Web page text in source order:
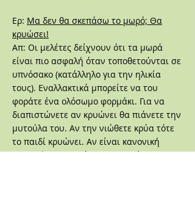
Ερ: Μα δεν θα σκεπάσω το μωρό; Θα
κρυώσει!
Απ: Οι μελέτες δείχνουν ότι τα μωρά
είναι πιο ασφαλή όταν τοποθετούνται σε
υπνόσακο (κατάλληλο για την ηλικία
τους). Εναλλακτικά μπορείτε να του
φοράτε ένα ολόσωμο φορμάκι. Για να
διαπιστώνετε αν κρυώνει θα πιάνετε την
μυτούλα του. Αν την νιώθετε κρύα τότε
το παιδί κρυώνει. Αν είναι κανονική
(δηλαδή δεν αισθάνεστε στο χέρι σας